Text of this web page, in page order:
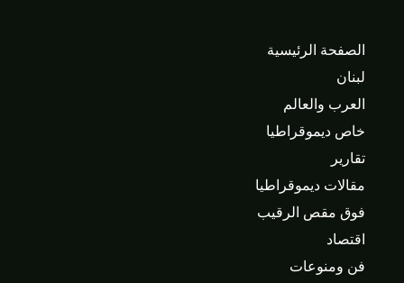
الصفحة الرئيسية
لبنان
العرب والعالم
خاص ديموقراطيا
تقارير
مقالات ديموقراطيا
فوق مقص الرقيب
اقتصاد
فن ومنوعات